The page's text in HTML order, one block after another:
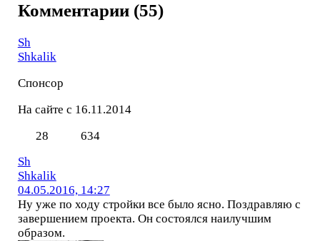
Комментарии (55)
Sh
Shkalik
Спонсор
На сайте с 16.11.2014
28
634
Sh
Shkalik
04.05.2016, 14:27
Ну уже по ходу стройки все было ясно. Поздравляю с
завершением проекта. Он состоялся наилучшим
образом.